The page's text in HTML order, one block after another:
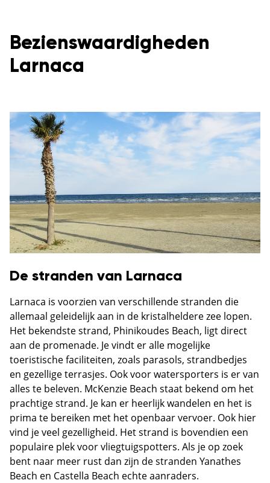
Bezienswaardigheden
Larnaca
De stranden van Larnaca
Larnaca is voorzien van verschillende stranden die
allemaal geleidelijk aan in de kristalheldere zee lopen.
Het bekendste strand, Phinikoudes Beach, ligt direct
aan de promenade. Je vindt er alle mogelijke
toeristische faciliteiten, zoals parasols, strandbedjes
en gezellige terrasjes. Ook voor watersporters is er van
alles te beleven. McKenzie Beach staat bekend om het
prachtige strand. Je kan er heerlijk wandelen en het is
prima te bereiken met het openbaar vervoer. Ook hier
vind je veel gezelligheid. Het strand is bovendien een
populaire plek voor vliegtuigspotters. Als je op zoek
bent naar meer rust dan zijn de stranden Yanathes
Beach en Castella Beach echte aanraders.